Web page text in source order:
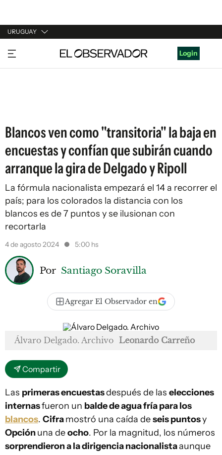
URUGUAY
URUGUAY
ARGENTINA
Login
Blancos ven como "transitoria" la baja en
encuestas y confían que subirán cuando
arranque la gira de Delgado y Ripoll
La fórmula nacionalista empezará el 14 a recorrer el
país; para los colorados la distancia con los
blancos es de 7 puntos y se ilusionan con
recortarla
4 de agosto 2024 5:00 hs
Por Santiago Soravilla
Agregar El Observador en
Álvaro Delgado. Archivo Leonardo Carreño
Compartir
Las primeras encuestasdespués de las elecciones
internasfueron un balde de agua fría para los
blancos. Ciframostró una caída deseis puntosy
Opciónuna deocho. Por la magnitud, los números
sorprendieron a la dirigencia nacionalistaaunque